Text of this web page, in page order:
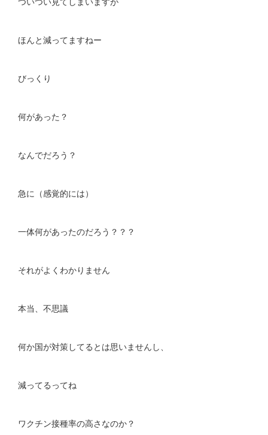
ほんと減ってますねー
びっくり
何があった？
なんでだろう？
急に（感覚的には）
一体何があったのだろう？？？
それがよくわかりません
本当、不思議
何か国が対策してるとは思いませんし、
減ってるってね
ワクチン接種率の高さなのか？